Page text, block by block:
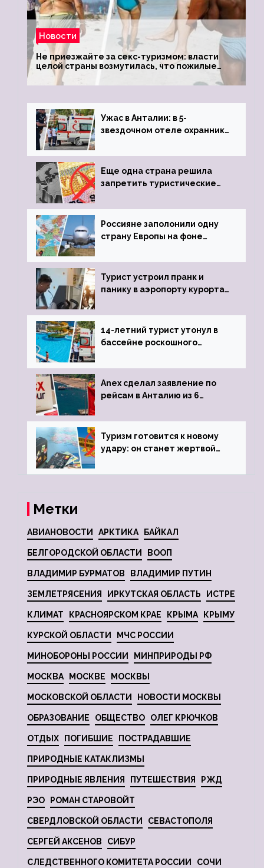
Новости
Не приезжайте за секс-туризмом: власти
целой страны возмутилась, что пожилые
туристки массово едут к ним, чтобы
обзавестись молодыми любовниками
Ужас в Анталии: в 5-
звездочном отеле охранник
пистолета
Еще одна страна решила
запретить туристические
Россияне заполонили одну
страну Европы на фоне
виз
Турист устроил пранк и
панику в аэропорту курорта,
задержке рейса
14-летний турист утонул в
бассейне роскошного
Anex сделал заявление по
рейсам в Анталию из 6
Туризм готовится к новому
удару: он станет жертвой
Метки
АВИАНОВОСТИ АРКТИКА БАЙКАЛ
БЕЛГОРОДСКОЙ ОБЛАСТИ ВООП
ВЛАДИМИР БУРМАТОВ ВЛАДИМИР ПУТИН
ЗЕМЛЕТРЯСЕНИЯ ИРКУТСКАЯ ОБЛАСТЬ ИСТРЕ
КЛИМАТ КРАСНОЯРСКОМ КРАЕ КРЫМА КРЫМУ
КУРСКОЙ ОБЛАСТИ МЧС РОССИИ
МИНОБОРОНЫ РОССИИ МИНПРИРОДЫ РФ
МОСКВА МОСКВЕ МОСКВЫ
МОСКОВСКОЙ ОБЛАСТИ НОВОСТИ МОСКВЫ
ОБРАЗОВАНИЕ ОБЩЕСТВО ОЛЕГ КРЮЧКОВ
ОТДЫХ ПОГИБШИЕ ПОСТРАДАВШИЕ
ПРИРОДНЫЕ КАТАКЛИЗМЫ
ПРИРОДНЫЕ ЯВЛЕНИЯ ПУТЕШЕСТВИЯ РЖД
РЭО РОМАН СТАРОВОЙТ
СВЕРДЛОВСКОЙ ОБЛАСТИ СЕВАСТОПОЛЯ
СЕРГЕЙ АКСЕНОВ СИБУР
СЛЕДСТВЕННОГО КОМИТЕТА РОССИИ СОЧИ